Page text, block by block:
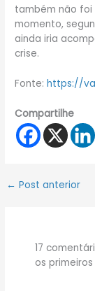
também não
momento,
ainda iria
crise.
Fonte:https://
Compartilhe
← Post anterior
17
os